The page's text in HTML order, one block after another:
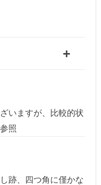
いますが、比較的状
照
跡、四つ角に僅かな